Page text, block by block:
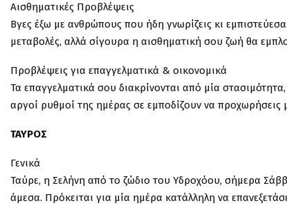
Αισθηματικές Προβλέψεις
Βγες έξω με ανθρώπους που ήδη γνωρίζεις κι
μεταβολές, αλλά σίγουρα η αισθηματική σου ζωή θα
Προβλέψεις για επαγγελματικά & οικονομικά
Τα επαγγελματικά σου διακρίνονται από μία
αργοί ρυθμοί της ημέρας σε εμποδίζουν να προχωρήσεις
ΤΑΥΡΟΣ
Γενικά
Ταύρε, η Σελήνη από το ζώδιο του Υδροχόου, σήμερα
άμεσα. Πρόκειται για μία ημέρα κατάλληλη να